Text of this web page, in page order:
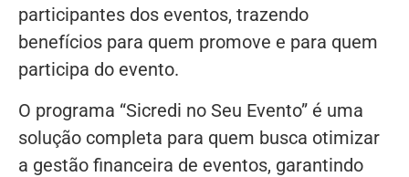
participantes dos eventos, trazendo
benefícios para quem promove e para quem
participa do evento.
O programa “Sicredi no Seu Evento” é uma
solução completa para quem busca otimizar
a gestão financeira de eventos, garantindo